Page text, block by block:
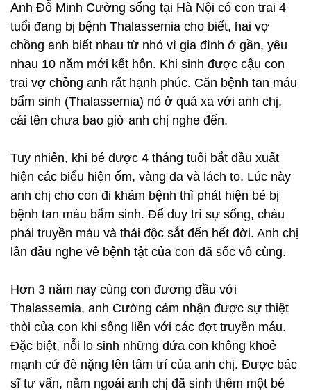
Anh Đỗ Minh Cường sống tại Hà Nội có con trai 4
tuổi đang bị bệnh Thalassemia cho biết, hai vợ
chồng anh biết nhau từ nhỏ vì gia đình ở gần, yêu
nhau 10 năm mới kết hôn. Khi sinh được cậu con
trai vợ chồng anh rất hạnh phúc. Căn bệnh tan máu
bẩm sinh (Thalassemia) nó ở quá xa với anh chị,
cái tên chưa bao giờ anh chị nghe đến.
Tuy nhiên, khi bé được 4 tháng tuổi bắt đầu xuất
hiện các biểu hiện ốm, vàng da và lách to. Lúc này
anh chị cho con đi khám bệnh thì phát hiện bé bị
bệnh tan máu bẩm sinh. Để duy trì sự sống, cháu
phải truyền máu và thải độc sắt đến hết đời. Anh chị
lần đầu nghe về bệnh tật của con đã sốc vô cùng.
Hơn 3 năm nay cùng con đương đầu với
Thalassemia, anh Cường cảm nhận được sự thiệt
thòi của con khi sống liền với các đợt truyền máu.
Đặc biệt, nỗi lo sinh những đứa con không khoẻ
mạnh cứ đè nặng lên tâm trí của anh chị. Được bác
sĩ tư vấn, năm ngoái anh chị đã sinh thêm một bé